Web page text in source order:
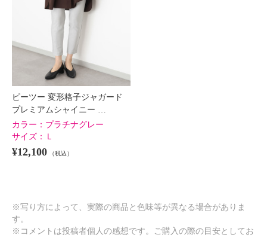
ピーツー 変形格子ジャガード
プレミアムシャイニー …
カラー： プラチナグレー
サイズ：
Ｌ
¥12,100 （税込）
※写り方によって、実際の商品と色味等が異なる場合がありま
す。
※コメントは投稿者個人の感想です。ご購入の際の目安としてお